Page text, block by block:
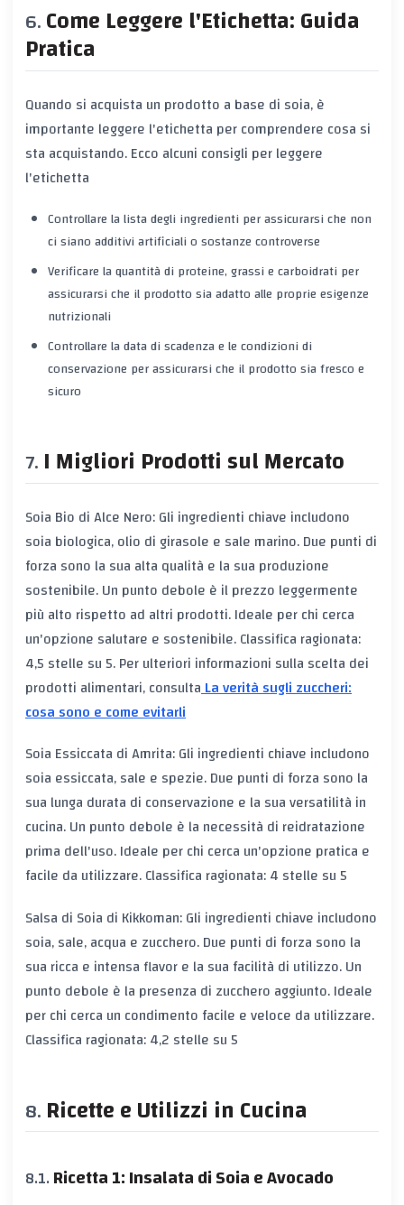
Come Leggere l'Etichetta: Guida
Pratica
Quando si acquista un prodotto a base di soia, è
importante leggere l'etichetta per comprendere cosa si
sta acquistando. Ecco alcuni consigli per leggere
l'etichetta
Controllare la lista degli ingredienti per assicurarsi che non
ci siano additivi artificiali o sostanze controverse
Verificare la quantità di proteine, grassi e carboidrati per
assicurarsi che il prodotto sia adatto alle proprie esigenze
nutrizionali
Controllare la data di scadenza e le condizioni di
conservazione per assicurarsi che il prodotto sia fresco e
sicuro
I Migliori Prodotti sul Mercato
Soia Bio di Alce Nero: Gli ingredienti chiave includono
soia biologica, olio di girasole e sale marino. Due punti di
forza sono la sua alta qualità e la sua produzione
sostenibile. Un punto debole è il prezzo leggermente
più alto rispetto ad altri prodotti. Ideale per chi cerca
un'opzione salutare e sostenibile. Classifica ragionata:
4,5 stelle su 5. Per ulteriori informazioni sulla scelta dei
prodotti alimentari, consultaLa verità sugli zuccheri:
cosa sono e come evitarli
Soia Essiccata di Amrita: Gli ingredienti chiave includono
soia essiccata, sale e spezie. Due punti di forza sono la
sua lunga durata di conservazione e la sua versatilità in
cucina. Un punto debole è la necessità di reidratazione
prima dell'uso. Ideale per chi cerca un'opzione pratica e
facile da utilizzare. Classifica ragionata: 4 stelle su 5
Salsa di Soia di Kikkoman: Gli ingredienti chiave includono
soia, sale, acqua e zucchero. Due punti di forza sono la
sua ricca e intensa flavor e la sua facilità di utilizzo. Un
punto debole è la presenza di zucchero aggiunto. Ideale
per chi cerca un condimento facile e veloce da utilizzare.
Classifica ragionata: 4,2 stelle su 5
Ricette e Utilizzi in Cucina
Ricetta 1: Insalata di Soia e Avocado